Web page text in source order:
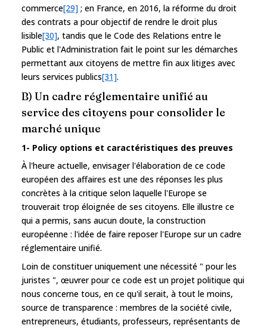
commerce[29] ; en France, en 2016, la réforme du droit
des contrats a pour objectif de rendre le droit plus
lisible[30], tandis que le Code des Relations entre le
Public et l'Administration fait le point sur les démarches
permettant aux citoyens de mettre fin aux litiges avec
leurs services publics[31].
B) Un cadre réglementaire unifié au
service des citoyens pour consolider le
marché unique
1- Policy options et caractéristiques des preuves
À l'heure actuelle, envisager l'élaboration de ce code
européen des affaires est une des réponses les plus
concrètes à la critique selon laquelle l'Europe se
trouverait trop éloignée de ses citoyens. Elle illustre ce
qui a permis, sans aucun doute, la construction
européenne : l'idée de faire reposer l'Europe sur un cadre
réglementaire unifié.
Loin de constituer uniquement une nécessité " pour les
juristes ", œuvrer pour ce code est un projet politique qui
nous concerne tous, en ce qu'il serait, à tout le moins,
source de transparence : membres de la société civile,
entrepreneurs, étudiants, professeurs, représentants de